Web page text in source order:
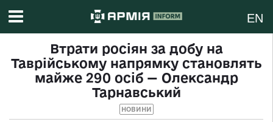
EN
Втрати росіян за добу на
Таврійському напрямку становлять
майже 290 осіб — Олександр
Тарнавський
НОВИНИ